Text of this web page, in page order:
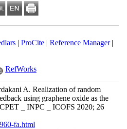
|ProCite|Reference Manager
RefWorks
A. Realization of random
using graphene oxide as the
_ INPC _ ICOFS 2020; 26
fa.html